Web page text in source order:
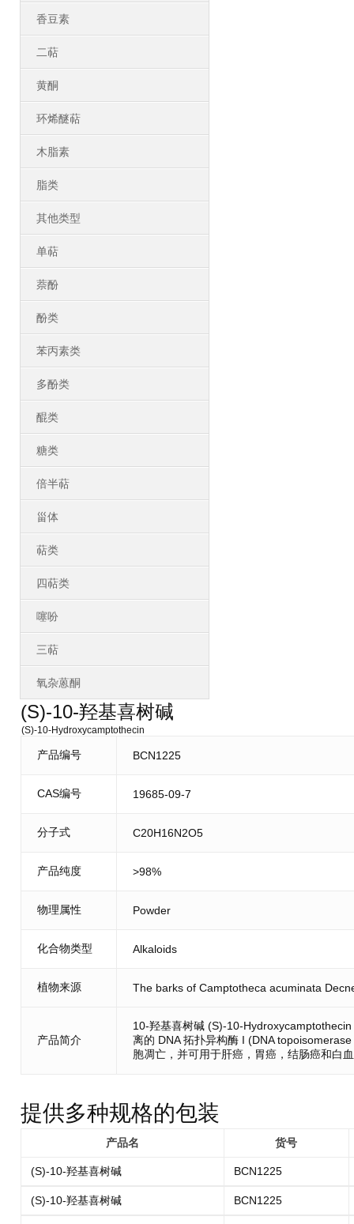
香豆素
二萜
黄酮
环烯醚萜
木脂素
脂类
其他类型
单萜
萘酚
酚类
苯丙素类
多酚类
醌类
糖类
倍半萜
甾体
萜类
四萜类
噻吩
三萜
氧杂蒽酮
(S)-10-羟基喜树碱
(S)-10-Hydroxycamptothecin
产品编号 BCN1225
CAS编号 19685-09-7
分子式 C20H16N2O5
产品纯度 >98%
物理属性 Powder
化合物类型 Alkaloids
植物来源 The barks of Camptotheca acuminata
产品简介
10-羟基喜树碱 (S)-10-
离的 DNA 拓扑异构酶 I (DNA
胞凋亡，并可用于肝癌，胃癌，结肠癌和白
提供多种规格的包装
产品名 货号
(S)-10-羟基喜树碱 BCN1225
(S)-10-羟基喜树碱 BCN1225